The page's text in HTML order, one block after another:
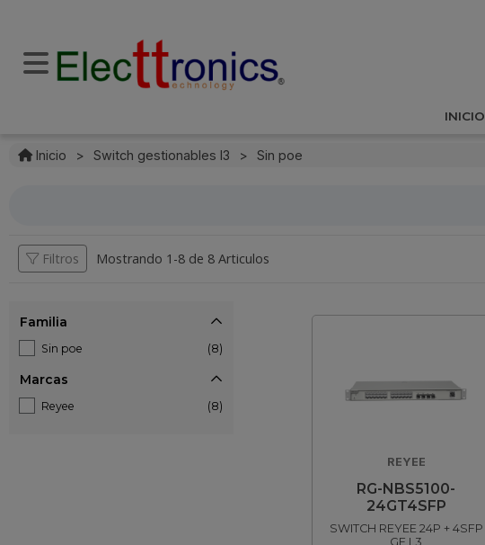
INICIO
Inicio > Switch gestionables l3 > Sin poe
Filtros Mostrando 1-8 de 8 Articulos
Familia
Sin poe (8)
Marcas
Reyee (8)
REYEE
RG-NBS5100-
24GT4SFP
SWITCH REYEE 24P + 4SFP
GE L3